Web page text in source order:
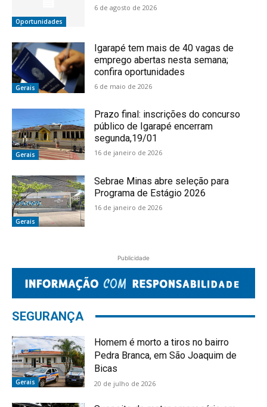
Oportunidades
6 de agosto de 2026
Gerais
Igarapé tem mais de 40 vagas de
emprego abertas nesta semana;
confira oportunidades
6 de maio de 2026
Gerais
Prazo final: inscrições do concurso
público de Igarapé encerram
segunda,19/01
16 de janeiro de 2026
Gerais
Sebrae Minas abre seleção para
Programa de Estágio 2026
16 de janeiro de 2026
Publicidade
SEGURANÇA
Gerais
Homem é morto a tiros no bairro
Pedra Branca, em São Joaquim de
Bicas
20 de julho de 2026